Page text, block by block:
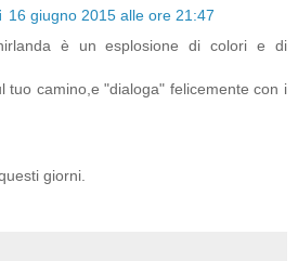
16 giugno 2015 alle ore 21:47
è un esplosione di colori e di
tuo camino,e "dialoga" felicemente con i
giorni.